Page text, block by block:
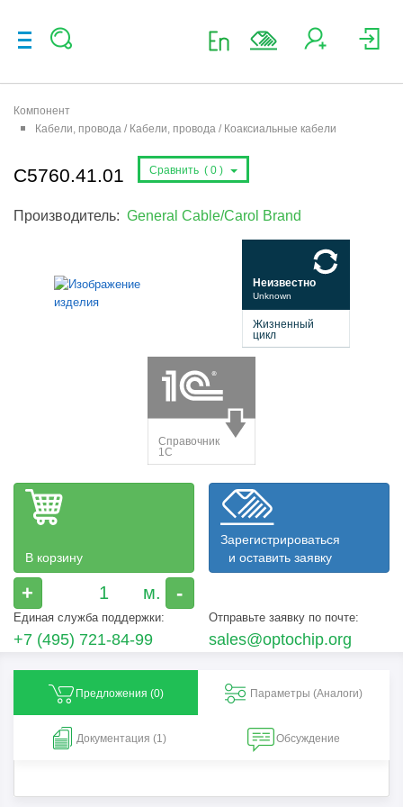
Компонент
Кабели, провода / Кабели, провода / Коаксиальные кабели
C5760.41.01 Сравнить ( 0 )
Производитель: General Cable/Carol Brand
В корзину
+ -
Зарегистрироваться
и оставить заявку
Единая служба поддержки:
+7 (495) 721-84-99
Отправьте заявку по почте:
sales@optochip.org
Предложения (0) Параметры (Aналоги)
Документация (1) Обсуждение